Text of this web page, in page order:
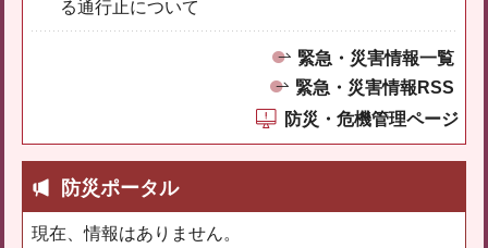
る通行止について
緊急・災害情報一覧
緊急・災害情報RSS
防災・危機管理ページ
防災ポータル
現在、情報はありません。